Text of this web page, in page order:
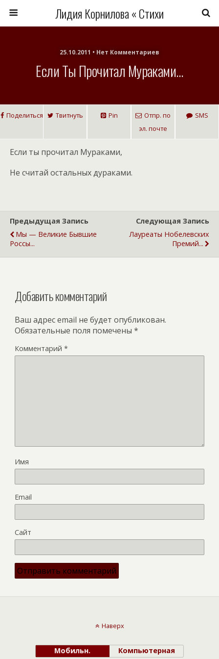
Лидия Корнилова « Стихи
25.10.2011 • Нет Комментариев
Если Ты Прочитал Мураками…
Поделиться Твитнуть Pin
Отпр. по
эл. почте
SMS
Если ты прочитал Мураками,
Не считай остальных дураками.
Предыдущая Запись
Мы — Великие Бывшие
Россы...
Следующая Запись
Лауреаты Нобелевских
Премий...
Добавить комментарий
Ваш адрес email не будет опубликован.
Обязательные поля помечены *
Комментарий *
Имя
Email
Сайт
Наверх
Мобильн. Компьютерная